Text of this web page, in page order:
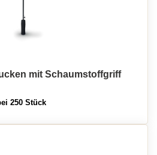
mit Schaumstoffgriff
250 Stück